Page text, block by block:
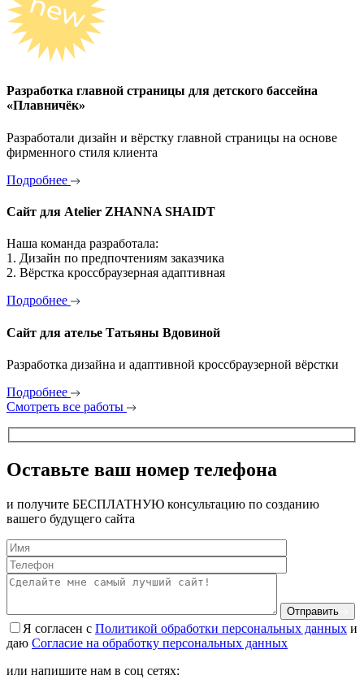
Разработка главной страницы для детского бассейна
«Плавничёк»
Разработали дизайн и вёрстку главной страницы на основе
фирменного стиля клиента
Подробнее
Сайт для Atelier ZHANNA SHAIDT
Наша команда разработала:
1. Дизайн по предпочтениям заказчика
2. Вёрстка кроссбраузерная адаптивная
Подробнее
Сайт для ателье Татьяны Вдовиной
Разработка дизайна и адаптивной кроссбраузерной вёрстки
Подробнее
Смотреть все работы
Оставьте ваш номер телефона
и получите БЕСПЛАТНУЮ консультацию по созданию
вашего будущего сайта
Отправить
Я согласен с Политикой обработки персональных данных и
даю Согласие на обработку персональных данных
или напишите нам в соц сетях: